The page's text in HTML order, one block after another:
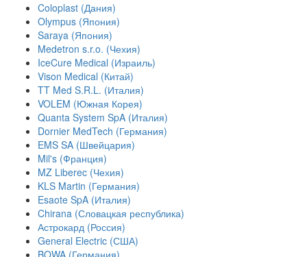
Coloplast (Дания)
Olympus (Япония)
Saraya (Япония)
Medetron s.r.o. (Чехия)
IceCure Medical (Израиль)
Vison Medical (Китай)
TT Med S.R.L. (Италия)
VOLEM (Южная Корея)
Quanta System SpA (Италия)
Dornier MedTech (Германия)
EMS SA (Швейцария)
Mil's (Франция)
MZ Liberec (Чехия)
KLS Martin (Германия)
Esaote SpA (Италия)
Chirana (Словацкая республика)
Астрокард (Россия)
General Electric (США)
BOWA (Германия)